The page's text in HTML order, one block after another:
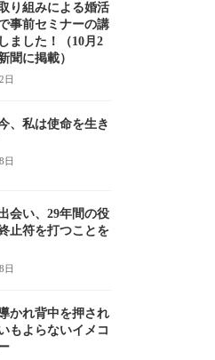
り組みによる婚活
事前セミナーの講
ました！（10月2
聞に掲載）
日
、私は使命を生き
日
会い、29年間の役
止符を打つことを
日
かれ背中を押され
もよらないイメコ